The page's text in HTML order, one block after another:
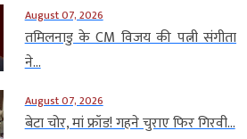
August 07, 2026
तमिलनाडु के CM विजय की पत्नी संगीता
ने...
August 07, 2026
बेटा चोर, मां फ्रॉड! गहने चुराए फिर गिरवी...